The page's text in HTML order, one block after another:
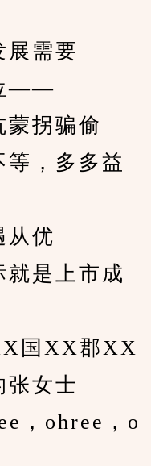
需要
——
拐骗偷
，多多益
优
是上市成
国XX郡XX
张女士
ohree，o